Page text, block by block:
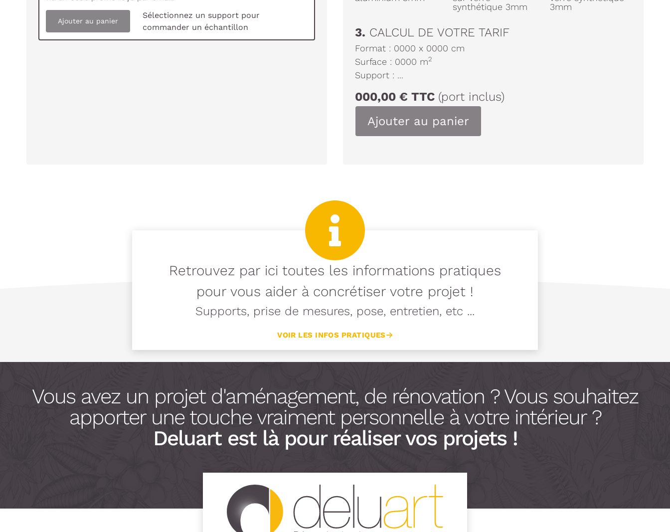
Ajouter au panier
Sélectionnez un support pour
commander un échantillon
synthétique 3mm
3mm
3. CALCUL DE VOTRE TARIF
Format : 0000 x 0000 cm
Surface : 0000 m2
Support : ...
000,00 € TTC (port inclus)
Ajouter au panier
Retrouvez par ici toutes les informations pratiques
pour vous aider à concrétiser votre projet !
Supports, prise de mesures, pose, entretien, etc ...
VOIR LES INFOS PRATIQUES
Vous avez un projet d'aménagement, de rénovation ? Vous souhaitez
apporter une touche vraiment personnelle à votre intérieur ?
Deluart est là pour réaliser vos projets !